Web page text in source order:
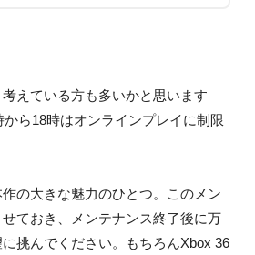
えている方も多いかと思います
ら18時はオンラインプレイに制限
の大きな魅力のひとつ。このメン
ておき、メンテナンス終了後に万
挑んでください。もちろんXbox 36